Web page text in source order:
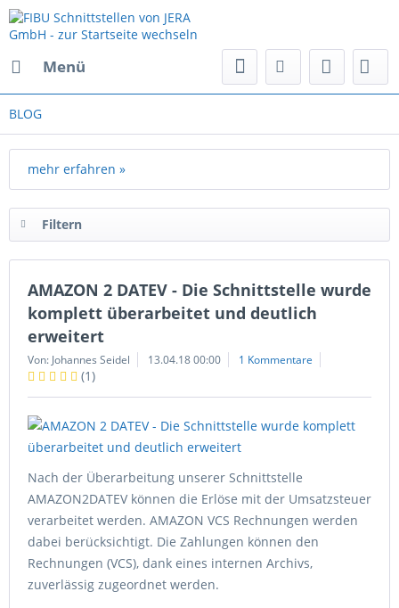
Menü
BLOG
mehr erfahren »
Filtern
AMAZON 2 DATEV - Die Schnittstelle wurde
komplett überarbeitet und deutlich
erweitert
Von: Johannes Seidel 13.04.18 00:00 1 Kommentare
(1)
Nach der Überarbeitung unserer Schnittstelle
AMAZON2DATEV können die Erlöse mit der Umsatzsteuer
verarbeitet werden. AMAZON VCS Rechnungen werden
dabei berücksichtigt. Die Zahlungen können den
Rechnungen (VCS), dank eines internen Archivs,
zuverlässig zugeordnet werden.